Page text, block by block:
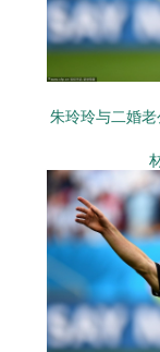
朱玲玲与二婚